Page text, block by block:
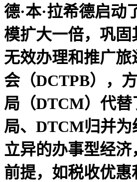
德·本·拉希德启
模扩大一倍，巩
无效办理和推广
会（DCTPB），
局（DTCM）代替
局、DTCM归并为
立异的办事型经
前提，如税收优